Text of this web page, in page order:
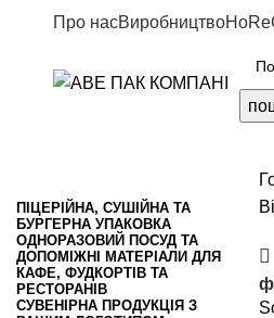
Про насВиробництво
ПІЦЕРІЙНА, СУШІЙНА ТА
БУРГЕРНА УПАКОВКА
ОДНОРАЗОВИЙ ПОСУД ТА
ДОПОМІЖНІ МАТЕРІАЛИ ДЛЯ
КАФЕ, ФУДКОРТІВ ТА
РЕСТОРАНІВ
СУВЕНІРНА ПРОДУКЦІЯ З